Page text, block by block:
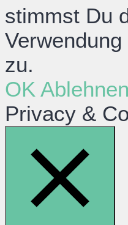
stimmst Du
zu.
OK Ablehnen
Privacy &